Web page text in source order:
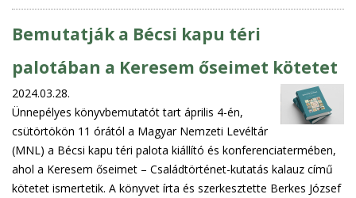
Bemutatják a Bécsi kapu téri
palotában a Keresem őseimet kötetet
2024.03.28.
Ünnepélyes könyvbemutatót tart április 4-én,
csütörtökön 11 órától a Magyar Nemzeti Levéltár
(MNL) a Bécsi kapu téri palota kiállító és konferenciatermében,
ahol a Keresem őseimet – Családtörténet-kutatás kalauz című
kötetet ismertetik. A könyvet írta és szerkesztette Berkes József